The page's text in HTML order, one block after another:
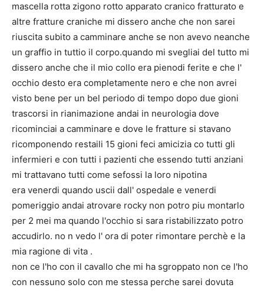
mascella rotta zigono rotto apparato cranico fratturato e
altre fratture craniche mi dissero anche che non sarei
riuscita subito a camminare anche se non avevo neanche
un graffio in tuttio il corpo.quando mi svegliai del tutto mi
dissero anche che il mio collo era pienodi ferite e che l'
occhio desto era completamente nero e che non avrei
visto bene per un bel periodo di tempo dopo due gioni
trascorsi in rianimazione andai in neurologia dove
ricominciai a camminare e dove le fratture si stavano
ricomponendo restaili 15 gioni feci amicizia co tutti gli
infermieri e con tutti i pazienti che essendo tutti anziani
mi trattavano tutti come sefossi la loro nipotina
era venerdi quando uscii dall' ospedale e venerdi
pomeriggio andai atrovare rocky non potro piu montarlo
per 2 mei ma quando l'occhio si sara ristabilizzato potro
accudirlo. no n vedo l' ora di poter rimontare perchè e la
mia ragione di vita .
non ce l'ho con il cavallo che mi ha sgroppato non ce l'ho
con nessuno solo con me stessa perche sarei dovuta